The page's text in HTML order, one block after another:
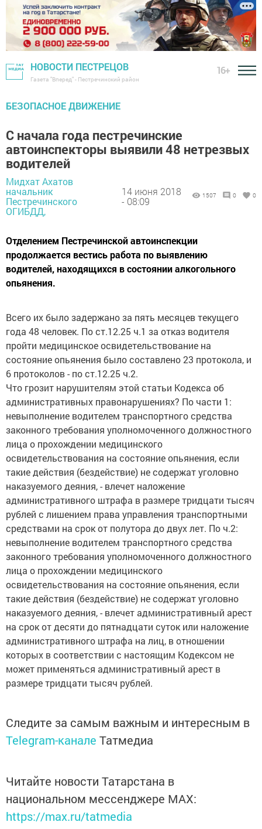
НОВОСТИ ПЕСТРЕЦОВ
Газета "Вперед" - Пестречинский район
16+
БЕЗОПАСНОЕ ДВИЖЕНИЕ
С начала года пестречинские
автоинспекторы выявили 48 нетрезвых
водителей
Мидхат Ахатов
начальник
Пестречинского
ОГИБДД,
14 июня 2018
- 08:09
1507 0 0
Отделением Пестречинской автоинспекции
продолжается вестись работа по выявлению
водителей, находящихся в состоянии алкогольного
опьянения.
Всего их было задержано за пять месяцев текущего
года 48 человек. По ст.12.25 ч.1 за отказ водителя
пройти медицинское освидетельствование на
состояние опьянения было составлено 23 протокола, и
6 протоколов - по ст.12.25 ч.2.
Что грозит нарушителям этой статьи Кодекса об
административных правонарушениях? По части 1:
невыполнение водителем транспортного средства
законного требования уполномоченного должностного
лица о прохождении медицинского
освидетельствования на состояние опьянения, если
такие действия (бездействие) не содержат уголовно
наказуемого деяния, - влечет наложение
административного штрафа в размере тридцати тысяч
рублей с лишением права управления транспортными
средствами на срок от полутора до двух лет. По ч.2:
невыполнение водителем транспортного средства
законного требования уполномоченного должностного
лица о прохождении медицинского
освидетельствования на состояние опьянения, если
такие действия (бездействие) не содержат уголовно
наказуемого деяния, - влечет административный арест
на срок от десяти до пятнадцати суток или наложение
административного штрафа на лиц, в отношении
которых в соответствии с настоящим Кодексом не
может применяться административный арест в
размере тридцати тысяч рублей.
Следите за самым важным и интересным в
Telegram-канале Татмедиа
Читайте новости Татарстана в
национальном мессенджере MАХ:
https://max.ru/tatmedia